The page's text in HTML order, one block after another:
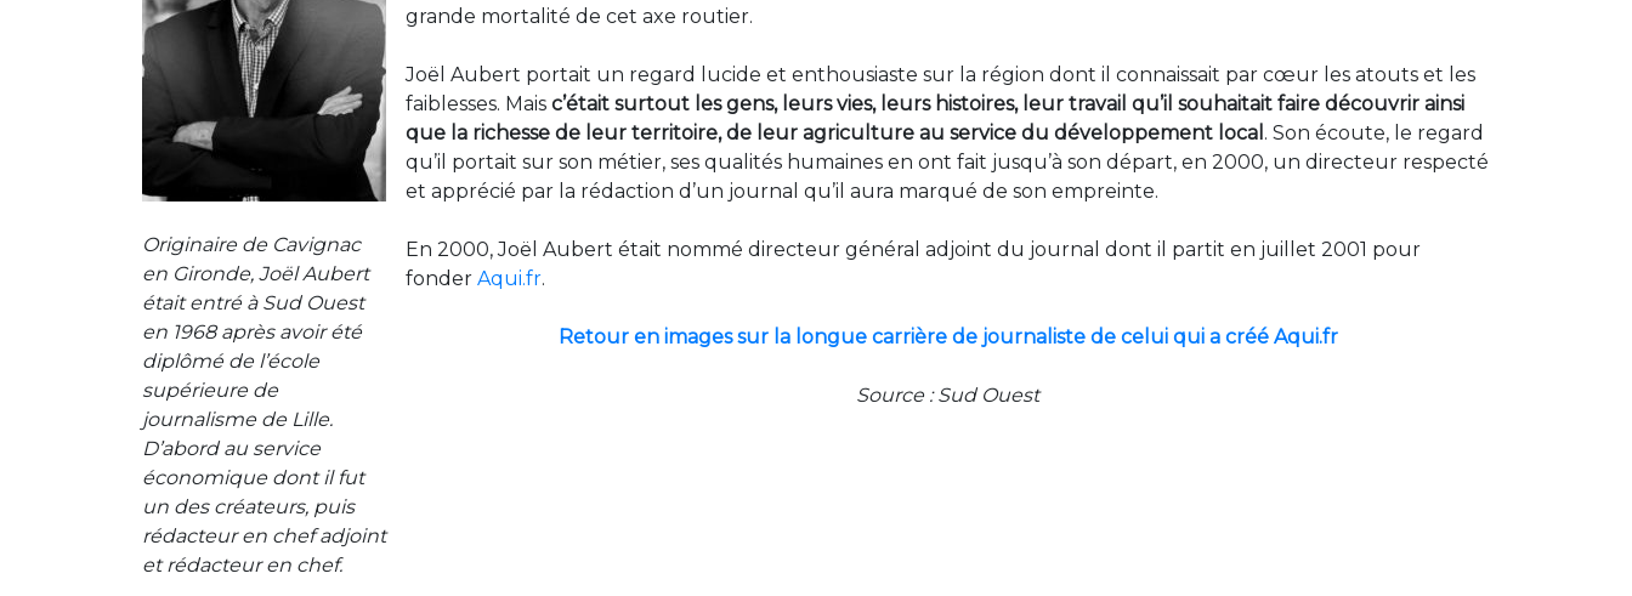
Originaire de Cavignac
en Gironde, Joël Aubert
était entré à Sud Ouest
en 1968 après avoir été
diplômé de l’école
supérieure de
journalisme de Lille.
D’abord au service
économique dont il fut
un des créateurs, puis
rédacteur en chef adjoint
et rédacteur en chef.
grande mortalité de cet axe routier.
Joël Aubert portait un regard lucide et enthousiaste sur la région dont il connaissait par cœur les atouts et les
faiblesses. Mais c’était surtout les gens, leurs vies, leurs histoires, leur travail qu’il souhaitait faire découvrir ainsi
que la richesse de leur territoire, de leur agriculture au service du développement local . Son écoute, le regard
qu’il portait sur son métier, ses qualités humaines en ont fait jusqu’à son départ, en 2000, un directeur respecté
et apprécié par la rédaction d’un journal qu’il aura marqué de son empreinte.
En 2000, Joël Aubert était nommé directeur général adjoint du journal dont il partit en juillet 2001 pour
fonder Aqui.fr.
Retour en images sur la longue carrière de journaliste de celui qui a créé Aqui.fr
Source : Sud Ouest